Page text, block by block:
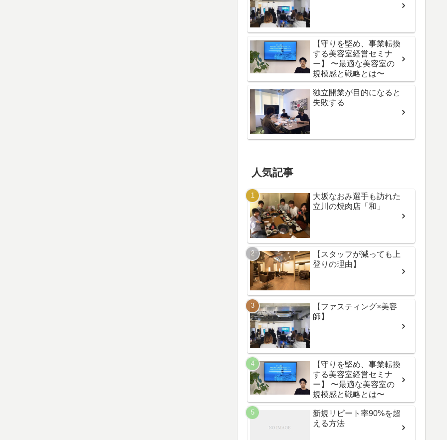
【守りを堅め、事業転換
する美容室経営セミナ
ー】 〜最適な美容室の
規模感と戦略とは〜
独立開業が目的になると
失敗する
人気記事
大坂なおみ選手も訪れた
立川の焼肉店「和」
【スタッフが減っても上
登りの理由】
【ファスティング×美容
師】
【守りを堅め、事業転換
する美容室経営セミナ
ー】 〜最適な美容室の
規模感と戦略とは〜
新規リピート率90%を超
える方法